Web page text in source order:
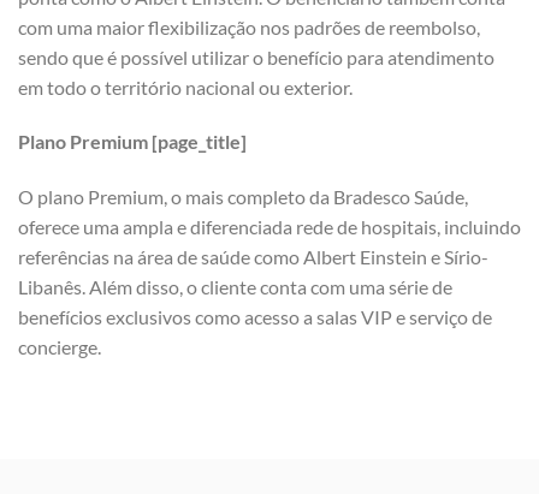
com uma maior flexibilização nos padrões de reembolso,
sendo que é possível utilizar o benefício para atendimento
em todo o território nacional ou exterior.
Plano Premium [page_title]
O plano Premium, o mais completo da Bradesco Saúde,
oferece uma ampla e diferenciada rede de hospitais, incluindo
referências na área de saúde como Albert Einstein e Sírio-
Libanês. Além disso, o cliente conta com uma série de
benefícios exclusivos como acesso a salas VIP e serviço de
concierge.